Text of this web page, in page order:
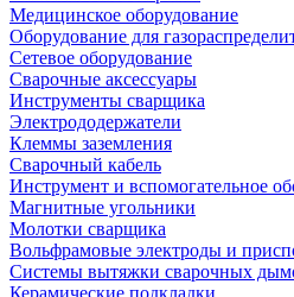
Медицинское оборудование
Оборудование для
Сетевое оборудование
Сварочные аксессуары
Инструменты сварщика
Электрододержатели
Клеммы заземления
Сварочный кабель
Инструмент и вспомогательное
Магнитные угольники
Молотки сварщика
Вольфрамовые электроды и
Системы вытяжки сварочных
Керамические подкладки